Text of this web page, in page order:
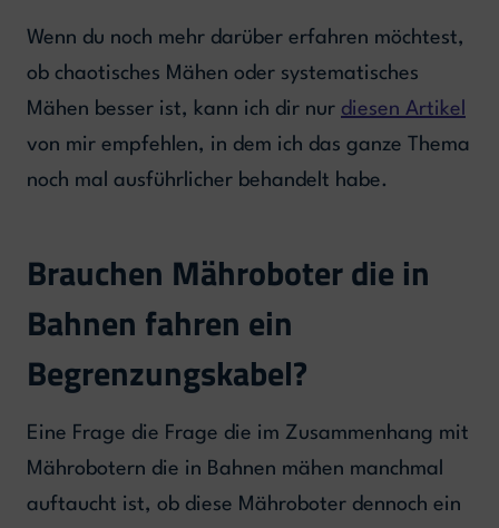
Wenn du noch mehr darüber erfahren möchtest,
ob chaotisches Mähen oder systematisches
Mähen besser ist, kann ich dir nur diesen Artikel
von mir empfehlen, in dem ich das ganze Thema
noch mal ausführlicher behandelt habe.
Brauchen Mähroboter die in
Bahnen fahren ein
Begrenzungskabel?
Eine Frage die Frage die im Zusammenhang mit
Mährobotern die in Bahnen mähen manchmal
auftaucht ist, ob diese Mähroboter dennoch ein